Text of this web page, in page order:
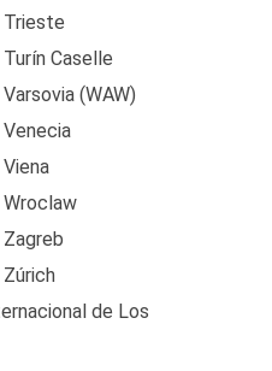
Caselle
(WAW)
de Los